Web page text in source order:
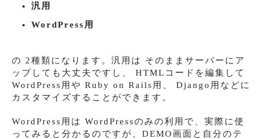
汎用
WordPress用
の 2種類になります。汎用は そのままサーバーにア
ップしても大丈夫ですし、 HTMLコードを編集して
WordPress用や Ruby on Rails用、 Django用などに
カスタマイズすることができます。
WordPress用は WordPressのみの利用で、実際に使
ってみると分かるのですが、DEMO画面と自分のテ